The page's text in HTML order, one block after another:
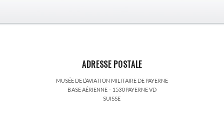
ADRESSE POSTALE
MUSÉE DE L’AVIATION MILITAIRE DE PAYERNE
BASE AÉRIENNE – 1530 PAYERNE VD
SUISSE